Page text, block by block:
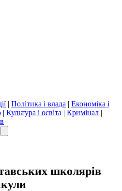
| Політика і влада | Економіка і
| Культура і освіта | Кримінал |
школярів